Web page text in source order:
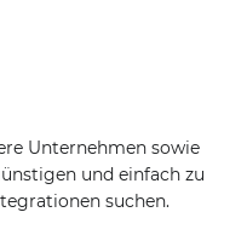
Unternehmen sowie
und einfach zu
suchen.